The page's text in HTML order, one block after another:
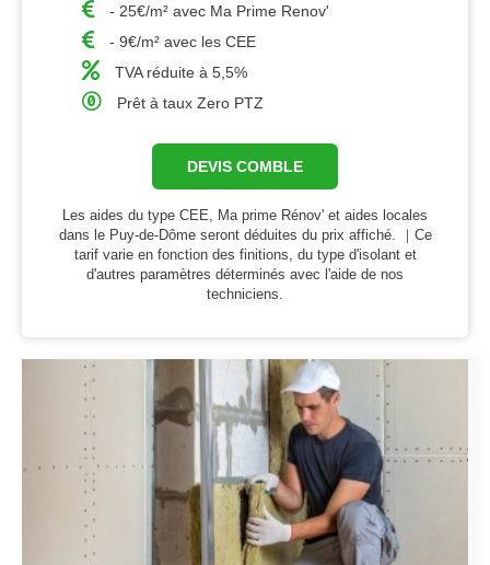
- 25€/m² avec Ma Prime Renov'
- 9€/m² avec les CEE
TVA réduite à 5,5%
Prêt à taux Zero PTZ
DEVIS COMBLE
Les aides du type CEE, Ma prime Rénov' et aides locales
dans le Puy-de-Dôme seront déduites du prix affiché. ｜Ce
tarif varie en fonction des finitions, du type d'isolant et
d'autres paramètres déterminés avec l'aide de nos
techniciens.